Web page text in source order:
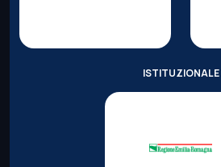
ISTITUZIONALE